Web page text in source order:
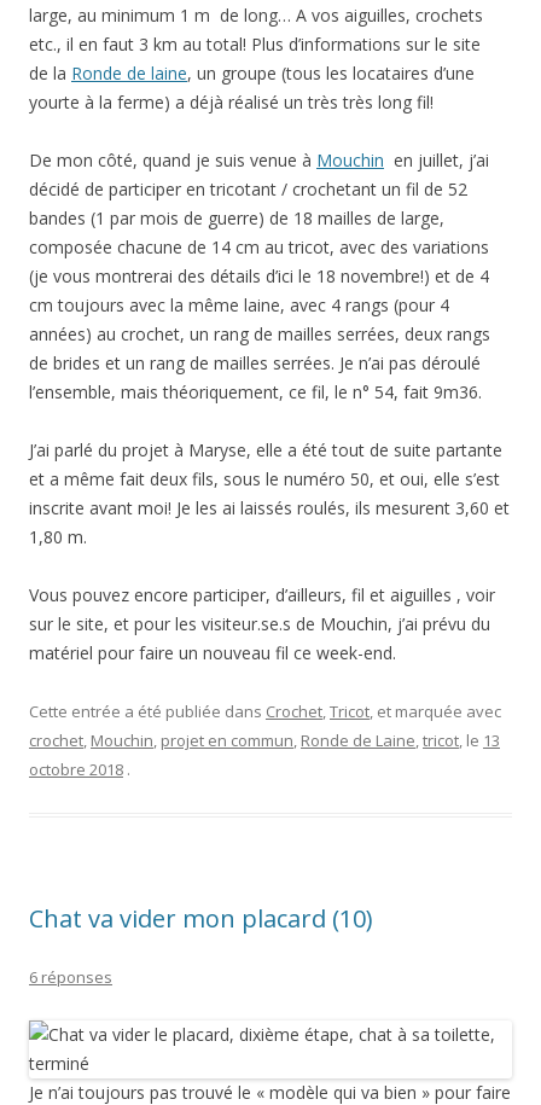
large, au minimum 1 m de long… A vos aiguilles, crochets
etc., il en faut 3 km au total! Plus d’informations sur le site
de la Ronde de laine, un groupe (tous les locataires d’une
yourte à la ferme) a déjà réalisé un très très long fil!
De mon côté, quand je suis venue à Mouchin en juillet, j’ai
décidé de participer en tricotant / crochetant un fil de 52
bandes (1 par mois de guerre) de 18 mailles de large,
composée chacune de 14 cm au tricot, avec des variations
(je vous montrerai des détails d’ici le 18 novembre!) et de 4
cm toujours avec la même laine, avec 4 rangs (pour 4
années) au crochet, un rang de mailles serrées, deux rangs
de brides et un rang de mailles serrées. Je n’ai pas déroulé
l’ensemble, mais théoriquement, ce fil, le n° 54, fait 9m36.
J’ai parlé du projet à Maryse, elle a été tout de suite partante
et a même fait deux fils, sous le numéro 50, et oui, elle s’est
inscrite avant moi! Je les ai laissés roulés, ils mesurent 3,60 et
1,80 m.
Vous pouvez encore participer, d’ailleurs, fil et aiguilles , voir
sur le site, et pour les visiteur.se.s de Mouchin, j’ai prévu du
matériel pour faire un nouveau fil ce week-end.
Cette entrée a été publiée dans Crochet,Tricot, et marquée avec
crochet, Mouchin, projet en commun, Ronde de Laine,tricot, le 13
octobre 2018 .
Chat va vider mon placard (10)
6 réponses
Je n’ai toujours pas trouvé le « modèle qui va bien » pour faire